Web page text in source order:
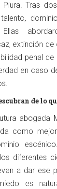
Piura. Tras
Ellas
extinción de
penal
en caso
de lo
abogada
como
diferentes
a dar ese
es